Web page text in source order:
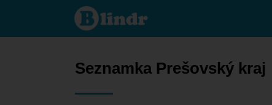
Seznamka
- Ona
hledá
Seznamka Prešovský kraj